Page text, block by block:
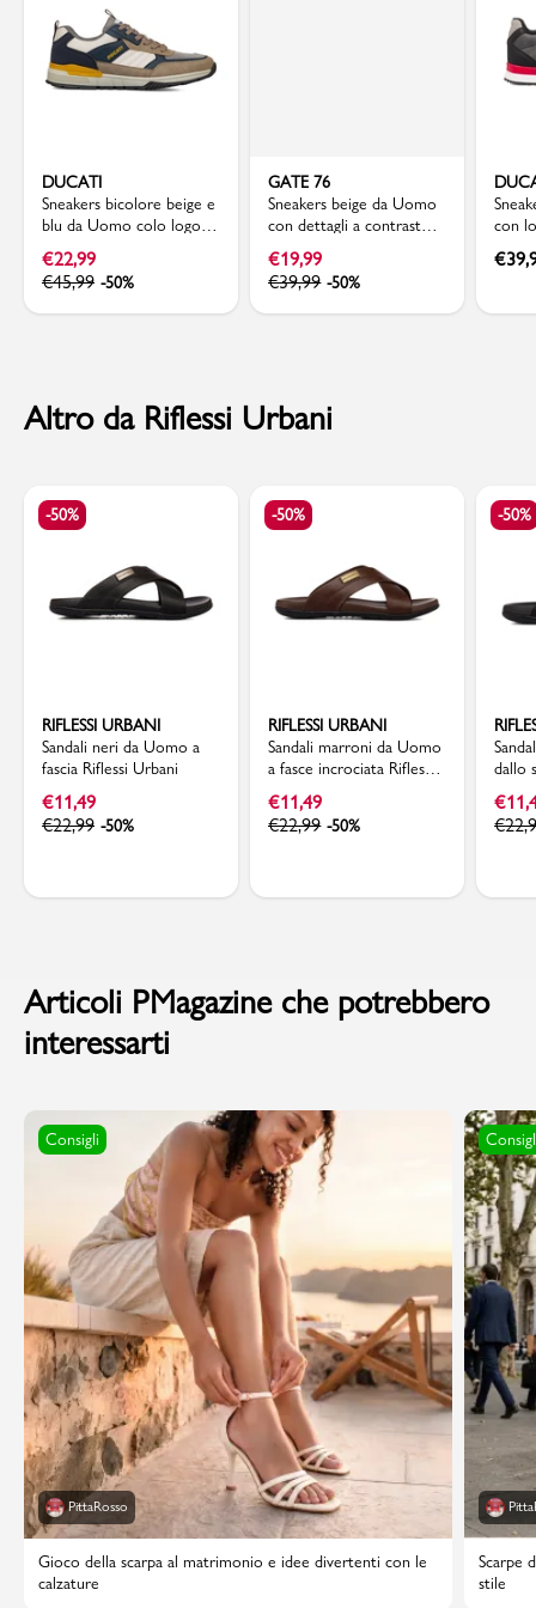
DUCATI
Sneakers bicolore beige e
blu da Uomo colo logo
laterale Ducati
€22,99
€45,99 -50%
GATE 76
Sneakers beige da Uomo
con dettagli a contrasto e
lacci frontali Gate 76
€19,99
€39,99 -50%
con
€
Altro da Riflessi Urbani
-50%
RIFLESSI URBANI
Sandali neri da Uomo a
fascia Riflessi Urbani
€11,49
€22,99 -50%
-50%
RIFLESSI URBANI
Sandali marroni da Uomo
a fasce incrociata Riflessi
Urbani
€11,49
€22,99 -50%
-50%
dallo
€
€
Articoli PMagazine che potrebbero
interessarti
Consigli
PittaRosso
Gioco della scarpa al matrimonio e idee divertenti con le
calzature
Scarpe
stile